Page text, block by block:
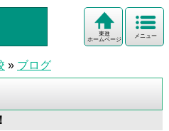
メニュー
東進
ホームページ
» ブログ